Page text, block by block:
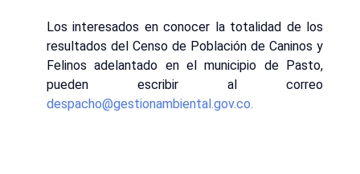
Los interesados en conocer la totalidad de los
resultados del Censo de Población de Caninos y
Felinos adelantado en el municipio de Pasto,
pueden escribir al correo
despacho@gestionambiental.gov.co.